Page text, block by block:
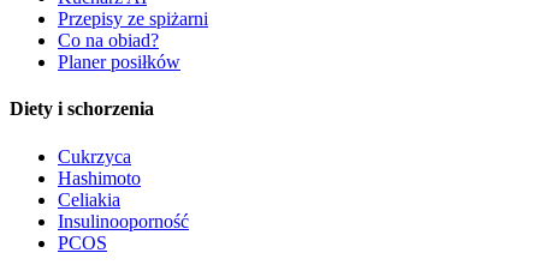
Przepisy ze spiżarni
Co na obiad?
Planer posiłków
Diety i schorzenia
Cukrzyca
Hashimoto
Celiakia
Insulinooporność
PCOS